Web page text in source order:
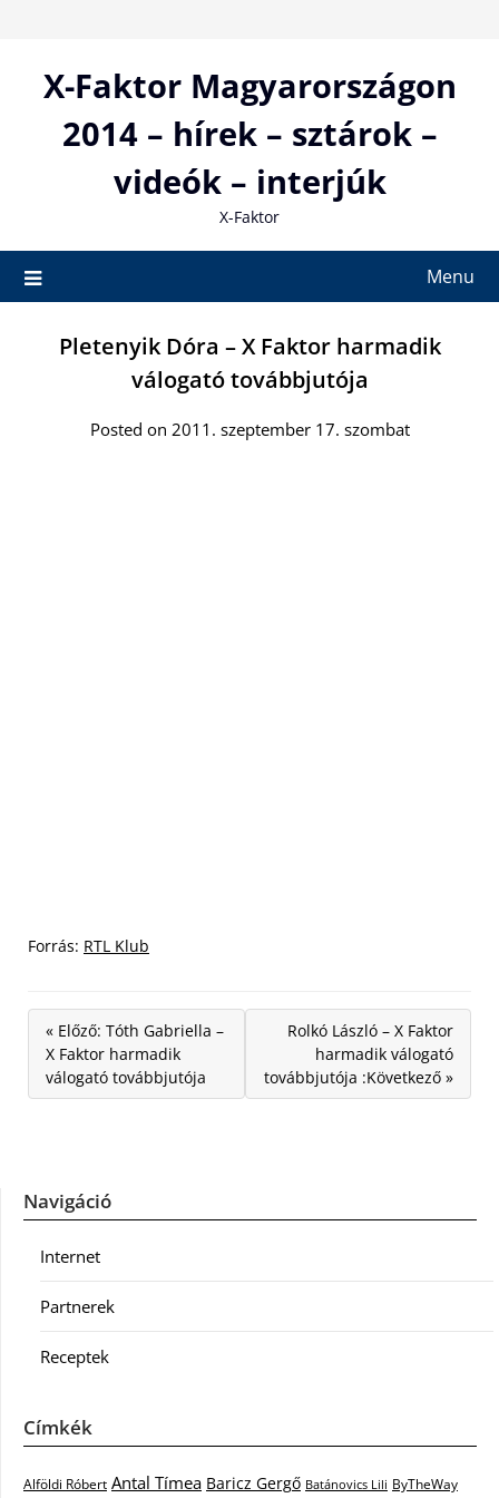
contentX-Faktor Magyarországon
2014 – hírek – sztárok –
videók – interjúk
X-Faktor
Menu
Pletenyik Dóra – X Faktor harmadik
válogató továbbjutója
Posted on 2011. szeptember 17. szombat
Forrás: RTL Klub
« Előző: Tóth Gabriella –
X Faktor harmadik
válogató továbbjutója
Rolkó László – X Faktor
harmadik válogató
továbbjutója :Következő »
Navigáció
Internet
Partnerek
Receptek
Címkék
Alföldi Róbert Antal Tímea Baricz Gergő Batánovics Lili ByTheWay